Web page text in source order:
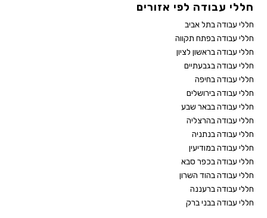
חללי עבודה לפי אזורים
חללי עבודה בתל אביב
חללי עבודה בפתח תקווה
חללי עבודה בראשון לציון
חללי עבודה בגבעתיים
חללי עבודה בחיפה
חללי עבודה בירושלים
חללי עבודה בבאר שבע
חללי עבודה בהרצליה
חללי עבודה בנתניה
חללי עבודה במודיעין
חללי עבודה בכפר סבא
חללי עבודה בהוד השרון
חללי עבודה ברעננה
חללי עבודה בבני ברק